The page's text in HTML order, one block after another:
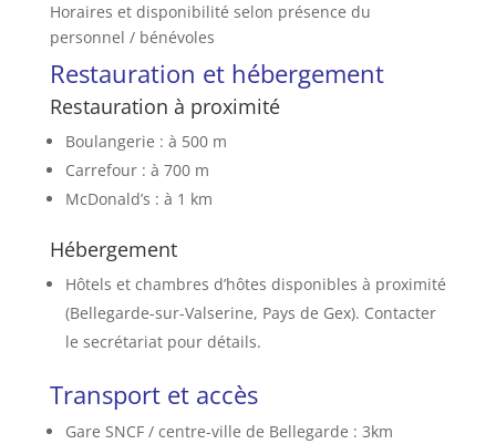
Horaires et disponibilité selon présence du
personnel / bénévoles
Restauration et hébergement
Restauration à proximité
Boulangerie : à 500 m
Carrefour : à 700 m
McDonald’s : à 1 km
Hébergement
Hôtels et chambres d’hôtes disponibles à proximité
(Bellegarde-sur-Valserine, Pays de Gex). Contacter
le secrétariat pour détails.
Transport et accès
Gare SNCF / centre-ville de Bellegarde : 3km